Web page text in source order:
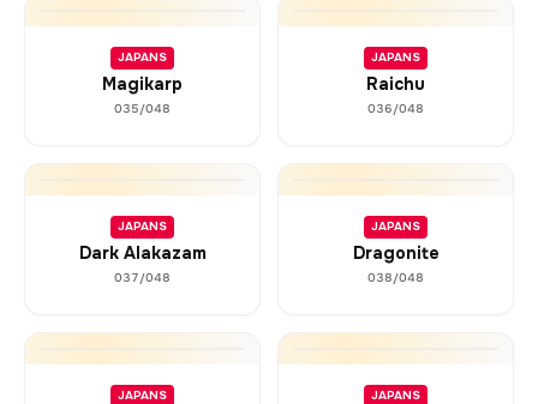
JAPANS
Magikarp
035/048
JAPANS
Raichu
036/048
JAPANS
Dark Alakazam
037/048
JAPANS
Dragonite
038/048
JAPANS JAPANS